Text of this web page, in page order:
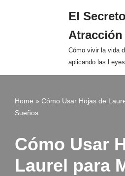
El
Atracción
Cómo vivir la vida
aplicando las
Home » Cómo Usar Hojas de
Sueños
Cómo Usar
Laurel para